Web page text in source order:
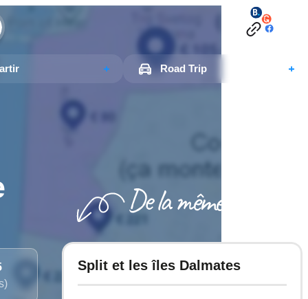
Road Trip
Split et les îles Dalmates